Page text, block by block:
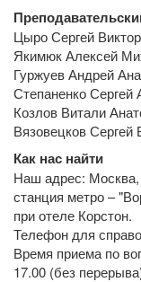
Цыро Сергей
Якимюк Алексей
Гуржуев Андрей
Степаненко Сергей
Козлов Витали
Вязовецков Сергей
Как нас найти
Наш адрес:
станция метро –
при отеле Корстон.
Телефон для
Время приема по
17.00 (без